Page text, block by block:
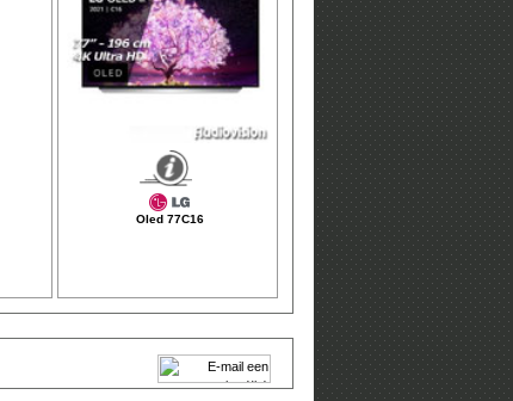
Oled 77C16